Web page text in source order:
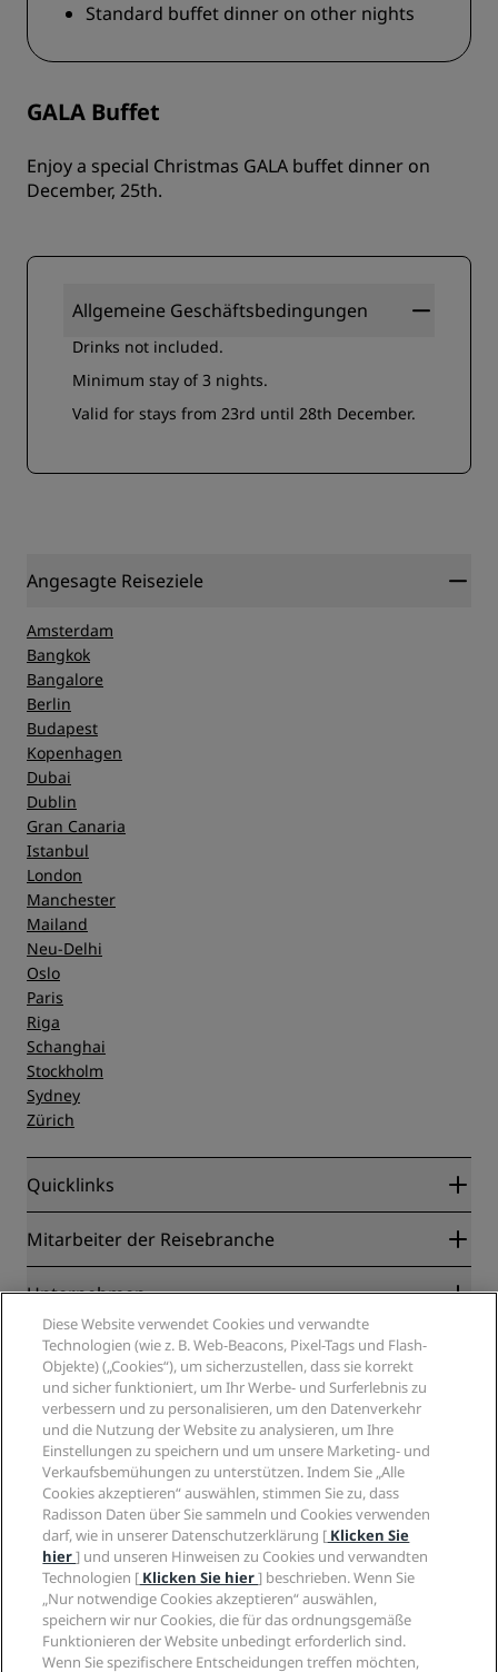
GALA Buffet
Enjoy a special Christmas GALA buffet dinner on
December, 25th.
Standard buffet dinner on other nights
Allgemeine Geschäftsbedingungen
Drinks not included.
Minimum stay of 3 nights.
Valid for stays from 23rd until 28th December.
Angesagte Reiseziele
Amsterdam
Bangkok
Bangalore
Berlin
Budapest
Kopenhagen
Dubai
Dublin
Gran Canaria
Istanbul
London
Manchester
Mailand
Neu-Delhi
Oslo
Paris
Riga
Schanghai
Stockholm
Sydney
Zürich
Quicklinks
Radisson Rewards
Blog
Neue und aufstrebende Hotels
Radisson Hotels APP
„Sports Approved“-Hotels
Familienfreundliche Hotels
Gesundheit & Sicherheit
Mitarbeiter der Reisebranche
Partner
Reisebüros
Unternehmen
Radisson Hotel Group
Medien
Karriere RHG
Karriere PPHE
Karrieren EHL
The Club by RHG
Entwicklungsmöglichkeiten
Responsible Business – Unser Engagement
Einkauf
Rechtliches
Privacy Centre
Rechtliche Hinweise
Radisson Rewards Geschäftsbedingungen
Website-Nutzungsvereinbarung
Digitale Barrierefreiheit
Moderne Sklaverei – Erklärung
Hilfe
Verbrauchermeldungen
Kontakt
FAQ
Inhaltsübersicht
Soziale Medien
Marken von Radisson Hotels
Diese Website verwendet Cookies und verwandte
Technologien (wie z. B. Web-Beacons, Pixel-Tags und Flash-
Objekte) („Cookies“), um sicherzustellen, dass sie korrekt
und sicher funktioniert, um Ihr Werbe- und Surferlebnis zu
verbessern und zu personalisieren, um den Datenverkehr
und die Nutzung der Website zu analysieren, um Ihre
Einstellungen zu speichern und um unsere Marketing- und
Verkaufsbemühungen zu unterstützen. Indem Sie „Alle
Cookies akzeptieren“ auswählen, stimmen Sie zu, dass
Radisson Daten über Sie sammeln und Cookies verwenden
darf, wie in unserer Datenschutzerklärung [ Klicken Sie
hier] und unseren Hinweisen zu Cookies und verwandten
Technologien [ Klicken Sie hier] beschrieben. Wenn Sie
„Nur notwendige Cookies akzeptieren“ auswählen,
speichern wir nur Cookies, die für das ordnungsgemäße
Funktionieren der Website unbedingt erforderlich sind.
Wenn Sie spezifischere Entscheidungen treffen möchten,